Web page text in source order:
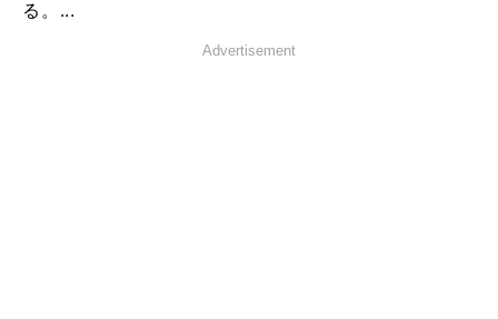
る。...
Advertisement